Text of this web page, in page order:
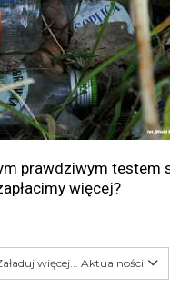
prawdziwym testem
więcej?
więcej... Aktualności